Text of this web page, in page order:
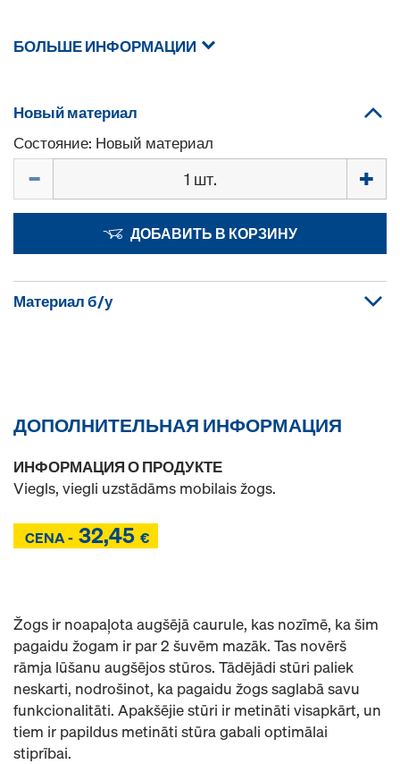
БОЛЬШЕ ИНФОРМАЦИИ
Новый материал
Состояние: Новый материал
ДОБАВИТЬ В КОРЗИНУ
Материал б/у
ДОПОЛНИТЕЛЬНАЯ ИНФОРМАЦИЯ
ИНФОРМАЦИЯ О ПРОДУКТЕ
Viegls, viegli uzstādāms mobilais žogs.
CENA - 32,45 €
Žogs ir noapaļota augšējā caurule, kas nozīmē, ka šim
pagaidu žogam ir par 2 šuvēm mazāk. Tas novērš
rāmja lūšanu augšējos stūros. Tādējādi stūri paliek
neskarti, nodrošinot, ka pagaidu žogs saglabā savu
funkcionalitāti. Apakšējie stūri ir metināti visapkārt, un
tiem ir papildus metināti stūra gabali optimālai
stiprībai.